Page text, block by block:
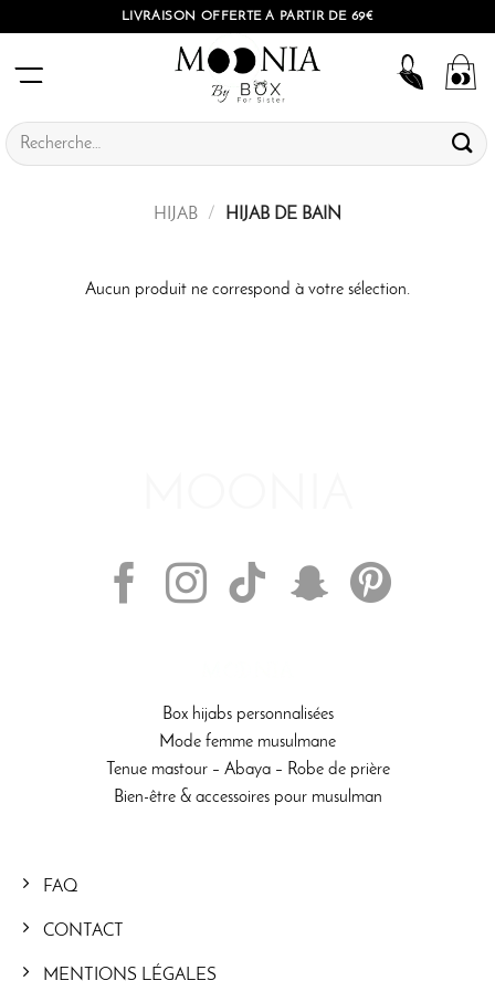
contenu
LIVRAISON OFFERTE À PARTIR DE 69€
Recherche
pour :
HIJAB / HIJAB DE BAIN
Aucun produit ne correspond à votre sélection.
Box hijabs personnalisées
Mode femme musulmane
Tenue mastour – Abaya – Robe de prière
Bien-être & accessoires pour musulman
FAQ
CONTACT
MENTIONS LÉGALES